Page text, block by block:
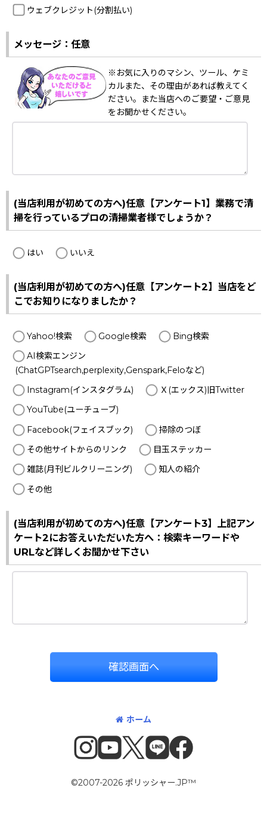
ウェブクレジット(分割払い)
メッセージ：任意
※お気に入りのマシン、ツール、ケミ
カルまた、その理由があれば教えてく
ださい。また当店へのご要望・ご意見
をお聞かせください。
(当店利用が初めての方へ)任意【アンケート1】業務で清
掃を行っているプロの清掃業者様でしょうか？
はい いいえ
(当店利用が初めての方へ)任意【アンケート2】当店をど
こでお知りになりましたか？
Yahoo!検索 Google検索
Bing検索
AI検索エンジン
(ChatGPTsearch,perplexity,Genspark,Feloなど)
Instagram(インスタグラム)
Ｘ(エックス)旧Twitter
YouTube(ユーチューブ)
Facebook(フェイスブック)
掃除のつぼ
その他サイトからのリンク
目玉ステッカー
雑誌(月刊ビルクリーニング)
知人の紹介
その他
(当店利用が初めての方へ)任意【アンケート3】上記アン
ケート2にお答えいただいた方へ：検索キーワードや
URLなど詳しくお聞かせ下さい
確認画面へ
ホーム
©2007-2026 ポリッシャー.JP™